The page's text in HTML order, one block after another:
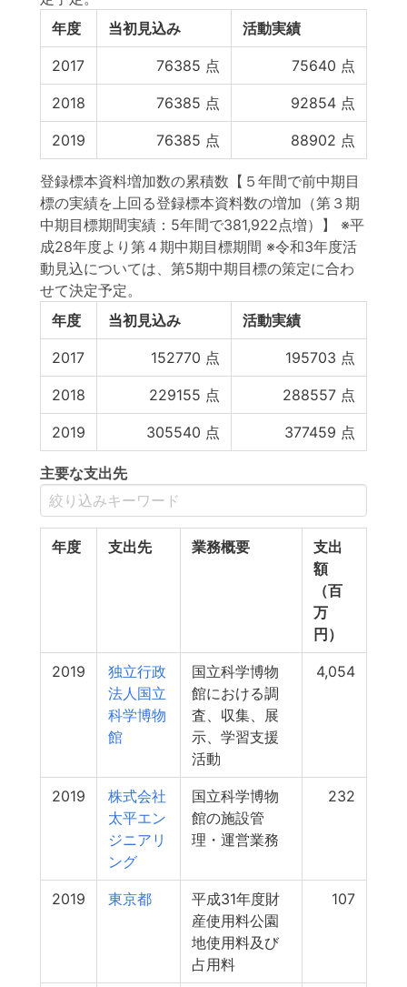
年度
当初見込み 活動実績
2017 76385 点 75640 点
2018 76385 点 92854 点
2019 76385 点 88902 点
登録標本資料増加数の累積数【５年間で前中期目
標の実績を上回る登録標本資料数の増加（第３期
中期目標期間実績：5年間で381,922点増）】 ※平
成28年度より第４期中期目標期間 ※令和3年度活
動見込については、第5期中期目標の策定に合わ
せて決定予定。
年度
当初見込み 活動実績
2017 152770 点 195703 点
2018 229155 点 288557 点
2019 305540 点 377459 点
主要な支出先
年度 支出先 業務概要
支出
額
（百
万
円）
2019
独立行政
法人国立
科学博物
館
国立科学博物
館における調
査、収集、展
示、学習支援
活動
4,054
2019
株式会社
太平エン
ジニアリ
ング
国立科学博物
館の施設管
理・運営業務
232
2019 東京都
平成31年度財
産使用料公園
地使用料及び
占用料
107